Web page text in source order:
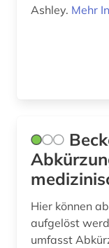
Ashley. Mehr
Hier können
aufgelöst
umfasst